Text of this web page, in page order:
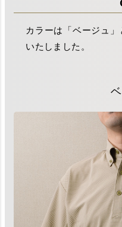
カラーは「ベージュ
いたしました。